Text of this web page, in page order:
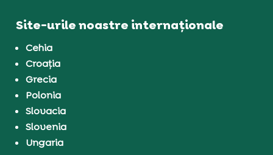
Site-urile noastre internaționale
Cehia
Croația
Grecia
Polonia
Slovacia
Slovenia
Ungaria